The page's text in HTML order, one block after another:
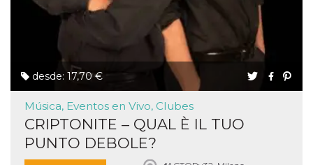
desde: 17,70 €
Música, Eventos en Vivo, Clubes
CRIPTONITE – QUAL È IL TUO
PUNTO DEBOLE?